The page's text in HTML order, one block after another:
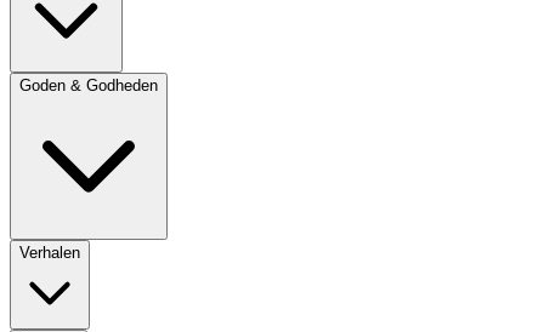
Goden & Godheden
Verhalen